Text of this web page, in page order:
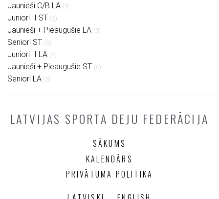
Jaunieši C/B LA (9)
Juniori II ST (2)
Jaunieši + Pieaugušie LA (3)
Seniori ST (5)
Juniori II LA (4)
Jaunieši + Pieaugušie ST (0)
Seniori LA (3)
LATVIJAS SPORTA DEJU FEDERĀCIJA
SĀKUMS
KALENDĀRS
PRIVĀTUMA POLITIKA